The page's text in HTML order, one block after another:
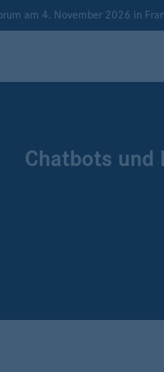
am 4. November 2026 in
Chatbots und